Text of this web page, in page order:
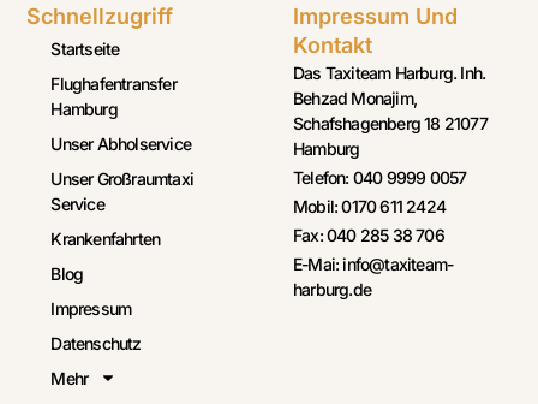
Schnellzugriff
Startseite
Flughafentransfer
Hamburg
Unser Abholservice
Unser Großraumtaxi
Service
Krankenfahrten
Blog
Impressum
Datenschutz
Mehr
Impressum Und
Kontakt
Das Taxiteam Harburg. Inh.
Behzad Monajim,
Schafshagenberg 18 21077
Hamburg
Telefon: 040 9999 0057
Mobil: 0170 611 2424
Fax: 040 285 38 706
E-Mai: info@taxiteam-
harburg.de